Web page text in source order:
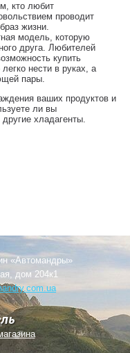
кто любит
проводит
жизни.
модель, которую
друга. Любителей
купить
нести в руках, а
пары.
ваших продуктов и
ли вы
хладагенты.
«Автомандры»
дом 204к1